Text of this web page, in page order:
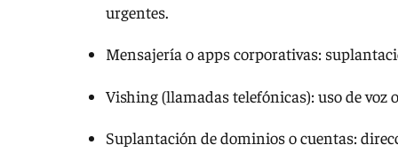
urgentes.
Mensajería o apps corporativas:
Vishing (llamadas telefónicas): uso de
Suplantación de dominios o cuentas: